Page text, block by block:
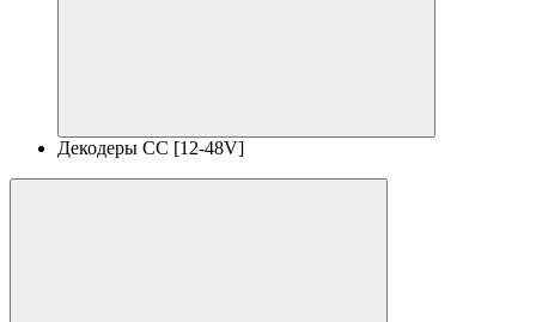
Декодеры CC [12-48V]